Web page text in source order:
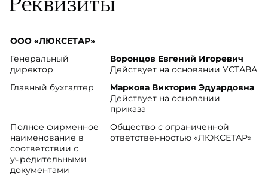
ООО «ЛЮКСЕТАР»
Генеральный
директор
Воронцов Евгений Игоревич
Действует на основании УСТАВА
Главный бухгалтер
Маркова Виктория Эдуардовна
Действует на основании
приказа
Полное фирменное
наименование в
соответствии с
учредительными
документами
Общество с ограниченной
ответственностью «ЛЮКСЕТАР»